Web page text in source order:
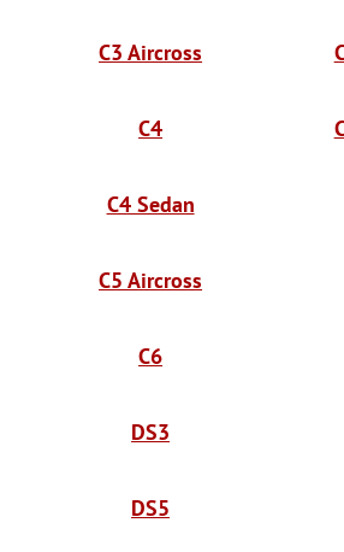
C3 Aircross
C4
C4 Sedan
C5 Aircross
C6
DS3
DS5